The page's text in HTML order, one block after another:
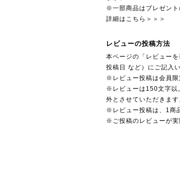
※一部商品はプレゼント
詳細はこちら＞＞＞
レビューの投稿方法
本ページの「レビュー
投稿日 など）にご記入
※レビュー投稿は会員限
※レビューは150文字以
外とさせていただきます
※レビュー投稿は、1商
※ご投稿のレビューが実